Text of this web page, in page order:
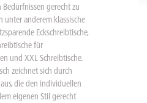
gerecht zu
unter anderem klassische
Eckschreibtische,
für
und XXL Schreibtische.
zeichnet sich durch
die den individuellen
eigenen Stil gerecht